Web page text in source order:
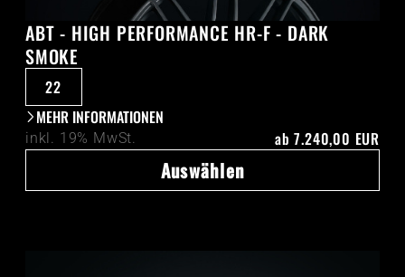
ABT - HIGH PERFORMANCE HR-F - DARK
SMOKE
22
MEHR INFORMATIONEN
inkl. 19% MwSt. ab7.240,00 EUR
Auswählen